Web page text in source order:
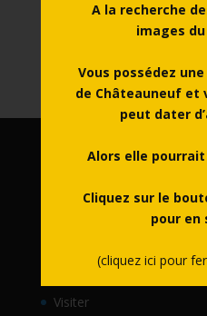
A la recherche
images
Vous possédez
de Châteauneuf et
peut dater
Alors elle
Cliquez sur le
pour en
(cliquez ici pour
Samedi 11, 18, 25 juillet
Samedi 1er, 8 , 22 août
Navigation rapide :
Accueil
Visiter